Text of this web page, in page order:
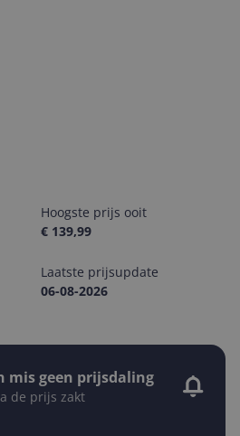
Hoogste prijs ooit
€ 139,99
Laatste prijsupdate
06-08-2026
mis geen prijsdaling
de prijs zakt